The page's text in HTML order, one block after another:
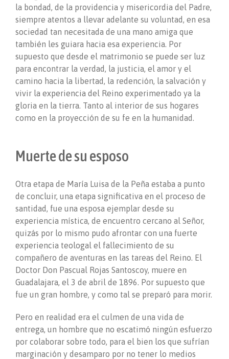
la bondad, de la providencia y misericordia del Padre,
siempre atentos a llevar adelante su voluntad, en esa
sociedad tan necesitada de una mano amiga que
también les guiara hacia esa experiencia. Por
supuesto que desde el matrimonio se puede ser luz
para encontrar la verdad, la justicia, el amor y el
camino hacia la libertad, la redención, la salvación y
vivir la experiencia del Reino experimentado ya la
gloria en la tierra. Tanto al interior de sus hogares
como en la proyección de su fe en la humanidad.
Muerte de su esposo
Otra etapa de María Luisa de la Peña estaba a punto
de concluir, una etapa significativa en el proceso de
santidad, fue una esposa ejemplar desde su
experiencia mística, de encuentro cercano al Señor,
quizás por lo mismo pudo afrontar con una fuerte
experiencia teologal el fallecimiento de su
compañero de aventuras en las tareas del Reino. El
Doctor Don Pascual Rojas Santoscoy, muere en
Guadalajara, el 3 de abril de 1896. Por supuesto que
fue un gran hombre, y como tal se preparó para morir.
Pero en realidad era el culmen de una vida de
entrega, un hombre que no escatimó ningún esfuerzo
por colaborar sobre todo, para el bien los que sufrían
marginación y desamparo por no tener lo medios